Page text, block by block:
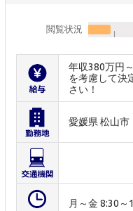
閲覧状況
年収380万円
を考慮して決
さい！
愛媛県 松山市
月～金 8:30